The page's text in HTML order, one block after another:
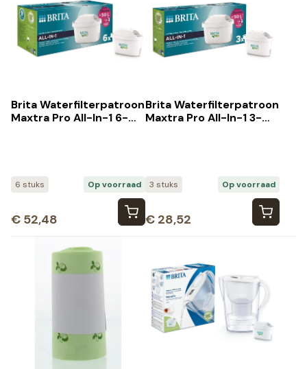
Brita Waterfilterpatroon
Maxtra Pro All-In-1 6-
6 stuks Op voorraad
€ 52,48
Brita Waterfilterpatroon
Maxtra Pro All-In-1 3-
3 stuks Op voorraad
€ 28,52